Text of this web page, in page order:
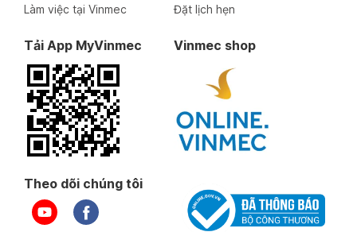
Làm việc tại Vinmec
Đặt lịch hẹn
Tải App MyVinmec Vinmec shop
Theo dõi chúng tôi